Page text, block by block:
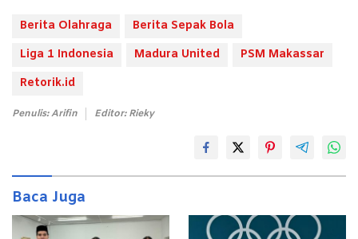
Berita Olahraga
Berita Sepak Bola
Liga 1 Indonesia
Madura United
PSM Makassar
Retorik.id
Penulis: Arifin Editor: Rieky
Baca Juga